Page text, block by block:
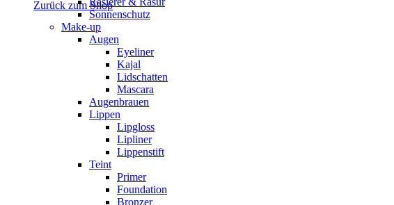
Zurück zum Shop
Sonnenschutz
Make-up
Augen
Eyeliner
Kajal
Lidschatten
Mascara
Augenbrauen
Lippen
Lipgloss
Lipliner
Lippenstift
Teint
Primer
Foundation
Bronzer